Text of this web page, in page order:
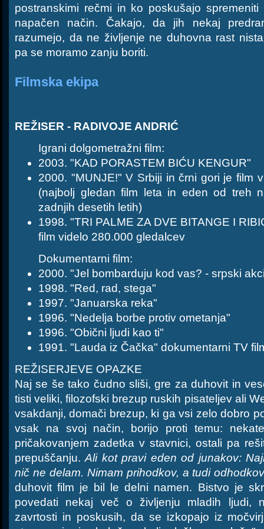
postranskimi rečmi in ko poskušajo
napačen način. Čakajo, da jih nekaj
razumejo, da ne življenje ne duhovna rast
pa se moramo zanju boriti.
Filmska ekipa
REŽISER - RADIVOJE ANDRIĆ
Igrani dolgometražni film:
2003. "KAD PORASTEM BIĆU KENGUR"
2000. "MUNJE!" V Srbiji in črni gori je film
(najbolj gledan film leta in eden od treh
zadnjih desetih letih)
1998. "TRI PALME ZA DVE BITANGE I
film videlo 280.000 gledalcev
Dokumentarni film:
2000. "Jel bombarduju kod vas? - srpski
1998. "Red, rad, stega"
1997. "Januarska reka"
1996. "Nedelja borbe protiv ometanja"
1996. "Obični ljudi kao ti"
1991. "Lauda iz Čačka" dokumentarni TV
REŽISERJEVE OPAZKE
Naj se še tako čudno sliši, gre za duhovit in
tisti veliki, filozofski brezup ruskih pisateljev ali
vsakdanji, domači brezup, ki ga vsi zelo dobro
vsak na svoj način, borijo proti temu:
pričakovanjem zadetka v stavnici, ostali pa
prepuščanju.Ali kot pravi eden od junakov:
nič ne delam. Nimam prihodkov, a tudi
duhovit film je bil le delni namen. Bistvo je
povedati nekaj več o življenju mladih ljudi,
zavrtosti in poskusih, da se izkopajo iz